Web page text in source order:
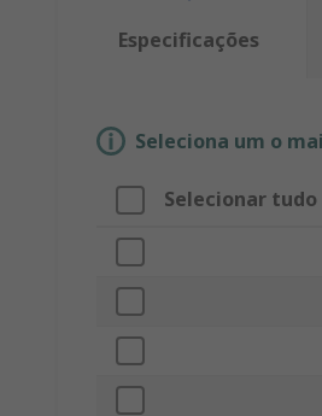
Especificações
Seleciona um o
Selecionar tudo